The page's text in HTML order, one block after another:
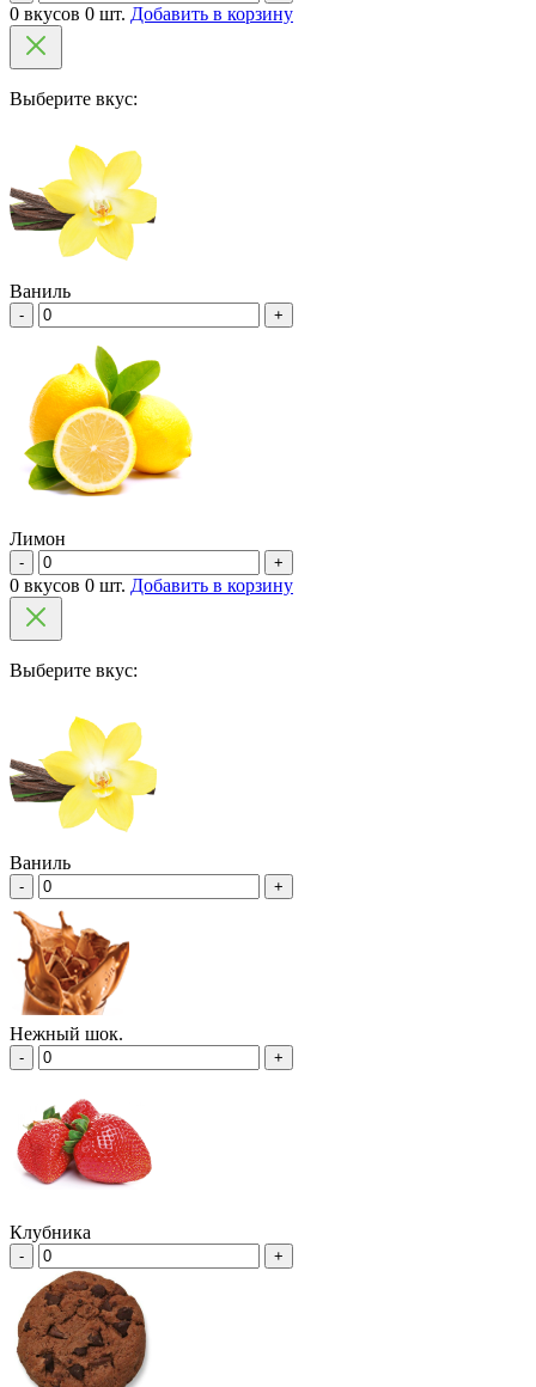
0 вкусов 0 шт. Добавить в корзину
Выберите вкус:
Ваниль
- +
Лимон
- +
0 вкусов 0 шт. Добавить в корзину
Выберите вкус:
Ваниль
- +
Нежный шок.
- +
Клубника
- +